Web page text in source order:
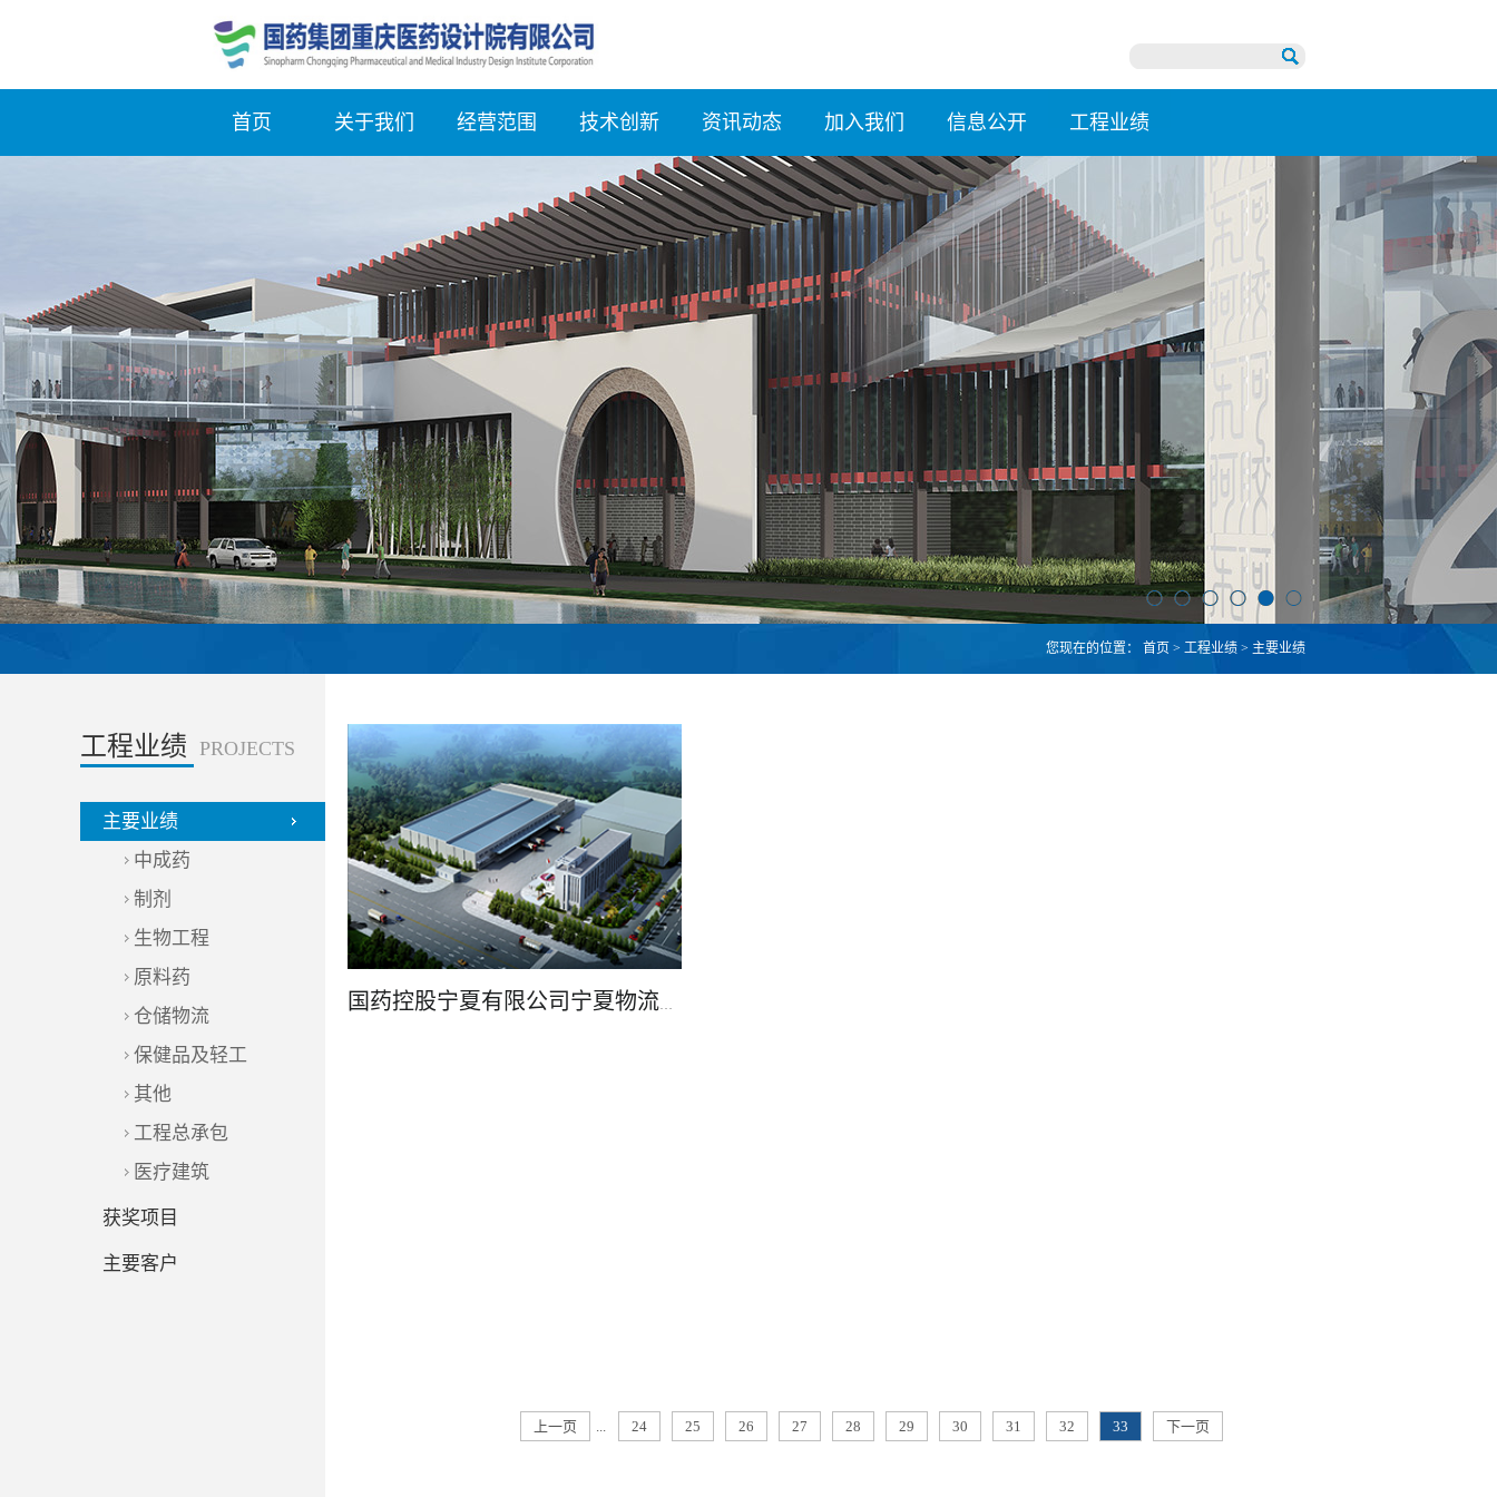
首页 关于我们 经营范围 技术创新 资讯动态 加入我们 信息公开 工程业绩
您现在的位置： 首页 > 工程业绩 > 主要业绩
工程业绩 PROJECTS
主要业绩
中成药
制剂
生物工程
原料药
仓储物流
保健品及轻工
其他
工程总承包
医疗建筑
获奖项目
主要客户
国药控股宁夏有限公司宁夏物流物流中心项目
上一页 ... 24 25 26 27 28 29 30 31 32 33 下一页